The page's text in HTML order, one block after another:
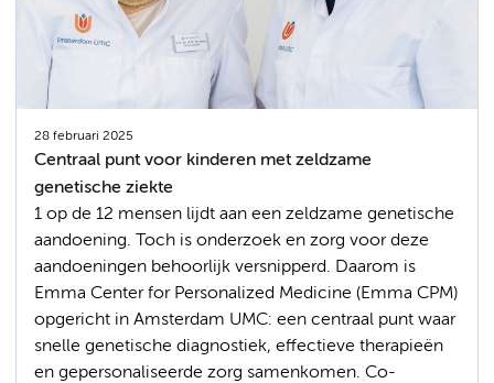
28 februari 2025
Centraal punt voor kinderen met zeldzame
genetische ziekte
1 op de 12 mensen lijdt aan een zeldzame genetische
aandoening. Toch is onderzoek en zorg voor deze
aandoeningen behoorlijk versnipperd. Daarom is
Emma Center for Personalized Medicine (Emma CPM)
opgericht in Amsterdam UMC: een centraal punt waar
snelle genetische diagnostiek, effectieve therapieën
en gepersonaliseerde zorg samenkomen. Co-